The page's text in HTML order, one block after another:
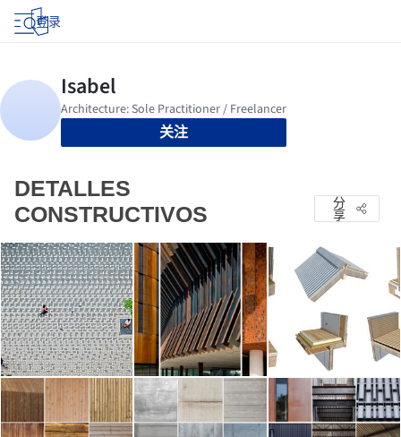
登录
关注
DETALLES
CONSTRUCTIVOS
分
享